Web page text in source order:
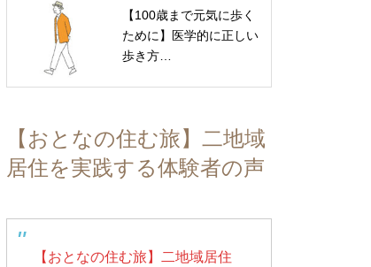
【100歳まで元気に歩く
ために】医学的に正しい
歩き方…
【おとなの住む旅】二地域
居住を実践する体験者の声
【おとなの住む旅】二地域居住